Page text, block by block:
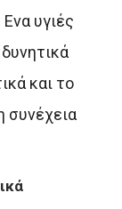
υγιές
και το
συνέχεια